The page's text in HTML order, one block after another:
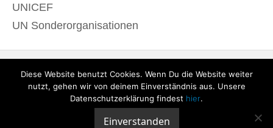
UNICEF
UN Sonderorganisationen
Diese Website benutzt Cookies. Wenn Du die Website weiter
nutzt, gehen wir von deinem Einverständnis aus. Unsere
Datenschutzerklärung findest hier.
Einverstanden